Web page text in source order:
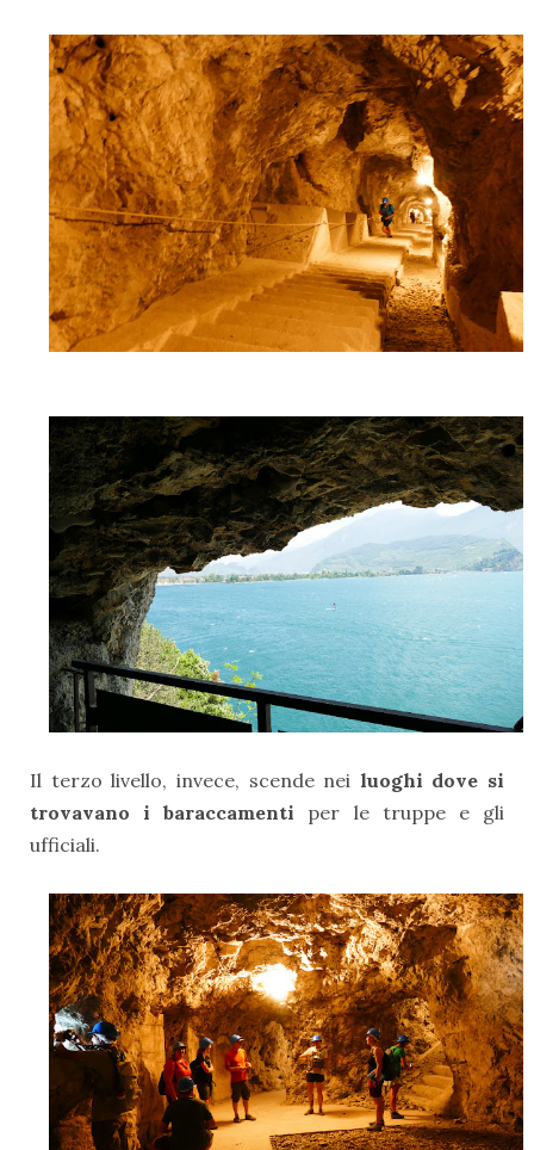
Il terzo livello, invece, scende nei luoghi dove si
trovavano i baraccamenti per le truppe e gli
ufficiali.